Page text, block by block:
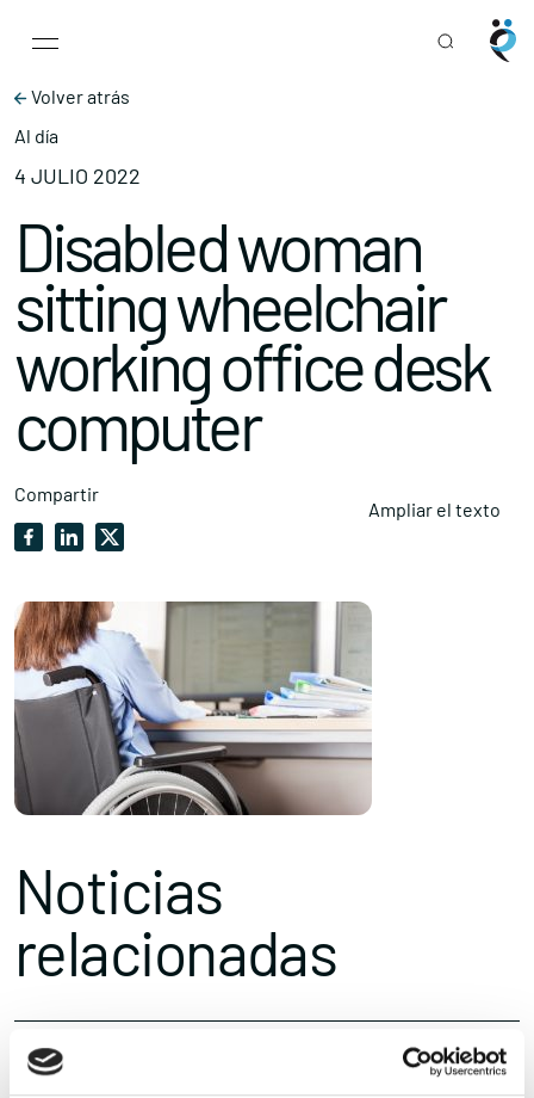
Main Navigation
Volver atrás
Al día
4 JULIO 2022
Disabled woman
sitting wheelchair
working office desk
computer
Compartir
Ampliar el texto
Noticias
relacionadas